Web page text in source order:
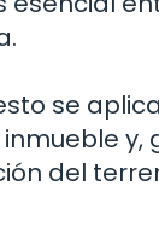
se
y,
del